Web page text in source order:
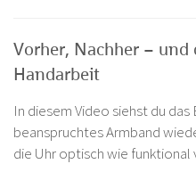
Vorher, Nachher – und
Handarbeit
In diesem Video siehst du
beanspruchtes Armband
die Uhr optisch wie